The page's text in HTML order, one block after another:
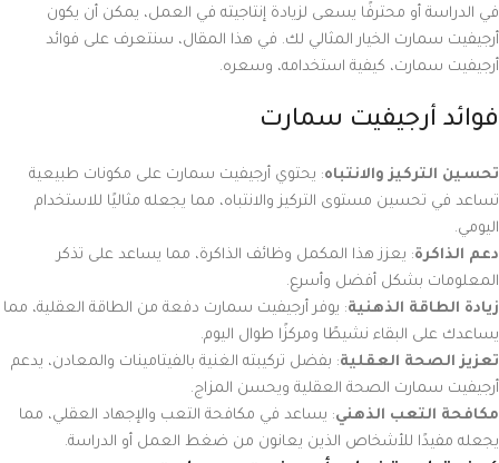
في الدراسة أو محترفًا يسعى لزيادة إنتاجيته في العمل، يمكن أن يكون
أرجيفيت سمارت الخيار المثالي لك. في هذا المقال، سنتعرف على فوائد
أرجيفيت سمارت، كيفية استخدامه، وسعره.
فوائد أرجيفيت سمارت
تحسين التركيز والانتباه: يحتوي أرجيفيت سمارت على مكونات طبيعية
تساعد في تحسين مستوى التركيز والانتباه، مما يجعله مثاليًا للاستخدام
اليومي.
دعم الذاكرة: يعزز هذا المكمل وظائف الذاكرة، مما يساعد على تذكر
المعلومات بشكل أفضل وأسرع.
زيادة الطاقة الذهنية: يوفر أرجيفيت سمارت دفعة من الطاقة العقلية، مما
يساعدك على البقاء نشيطًا ومركزًا طوال اليوم.
تعزيز الصحة العقلية: بفضل تركيبته الغنية بالفيتامينات والمعادن، يدعم
أرجيفيت سمارت الصحة العقلية ويحسن المزاج.
مكافحة التعب الذهني: يساعد في مكافحة التعب والإجهاد العقلي، مما
يجعله مفيدًا للأشخاص الذين يعانون من ضغط العمل أو الدراسة.